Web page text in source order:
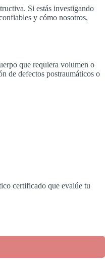
Si estás investigando
y cómo nosotros,
que requiera volumen o
de defectos postraumáticos o
certificado que evalúe tu